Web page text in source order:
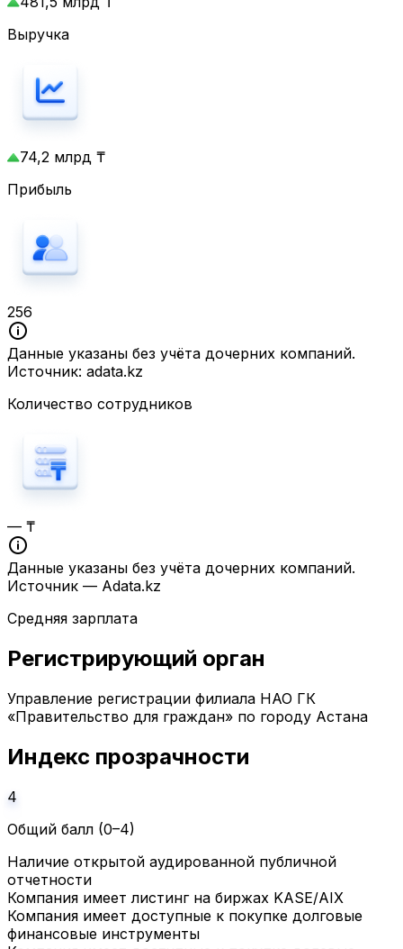
Выручка
74,2 млрд ₸
Прибыль
256
Данные указаны без учёта дочерних компаний.
Источник: adata.kz
Количество сотрудников
— ₸
Данные указаны без учёта дочерних компаний.
Источник — Adata.kz
Средняя зарплата
Регистрирующий орган
Управление регистрации филиала НАО ГК
«Правительство для граждан» по городу Астана
Индекс прозрачности
4
Общий балл (0–4)
Наличие открытой аудированной публичной
отчетности
Компания имеет листинг на биржах KASE/AIX
Компания имеет доступные к покупке долговые
финансовые инструменты